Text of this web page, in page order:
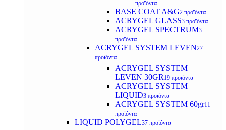
προϊόντα
BASE COAT A&G2 προϊόντα
ACRYGEL GLASS3 προϊόντα
ACRYGEL SPECTRUM3
προϊόντα
ACRYGEL SYSTEM LEVEN27
προϊόντα
ACRYGEL SYSTEM
LEVEN 30GR 19 προϊόντα
ACRYGEL SYSTEM
LIQUID3 προϊόντα
ACRYGEL SYSTEM 60gr11
προϊόντα
LIQUID POLYGEL37 προϊόντα